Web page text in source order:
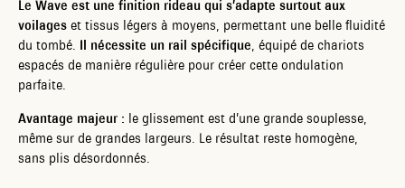
Le Wave est une finition rideau qui s’adapte surtout aux
voilages et tissus légers à moyens, permettant une belle fluidité
du tombé. Il nécessite un rail spécifique, équipé de chariots
espacés de manière régulière pour créer cette ondulation
parfaite.
Avantage majeur : le glissement est d’une grande souplesse,
même sur de grandes largeurs. Le résultat reste homogène,
sans plis désordonnés.